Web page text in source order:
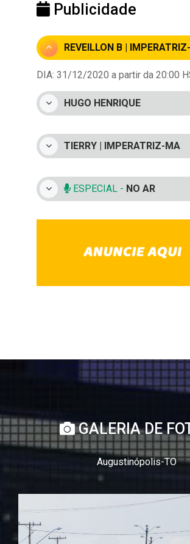
Publicidade
REVEILLON B |
DIA: 31/12/2020 a partir da 20:00
HUGO HENRIQUE
TIERRY | IMPERATRIZ-MA
ESPECIAL - NO AR
GALERIA DE
Augustinópolis-TO